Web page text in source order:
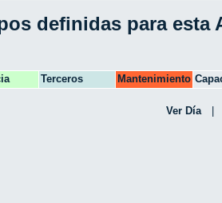
definidas para esta
Terceros Mantenimiento
CPA
Ver Día
|